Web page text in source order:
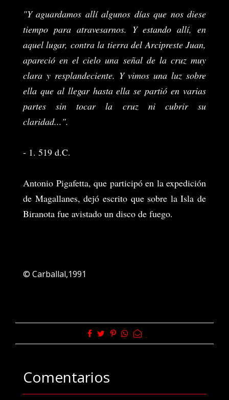
"Y aguardamos allí algunos días que nos diese
tiempo para atravesarnos. Y estando allí, en
aquel lugar, contra la tierra del Arcipreste Juan,
apareció en el cielo una señal de la cruz muy
clara y resplandeciente. Y vimos una luz sobre
ella que al llegar hasta ella se partió en varias
partes sin tocar la cruz ni cubrir su
claridad...".
- 1. 519 d.C.
Antonio Pigafetta, que participó en la expedición
de Magallanes, dejó escrito que sobre la Isla de
Biranota fue avistado un disco de fuego.
© Carballal,1991
Comentarios